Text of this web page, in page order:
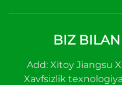
BIZ BILAN
Add: Xitoy Jiangsu
Xavfsizlik